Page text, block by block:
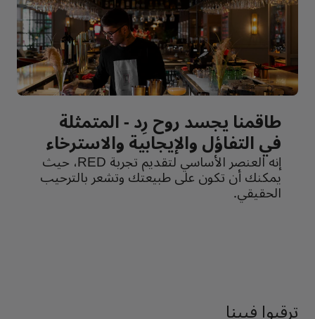
طاقمنا يجسد روح رِد - المتمثلة
في التفاؤل والإيجابية والاسترخاء
إنه العنصر الأساسي لتقديم تجربة RED، حيث
يمكنك أن تكون على طبيعتك وتشعر بالترحيب
الحقيقي.